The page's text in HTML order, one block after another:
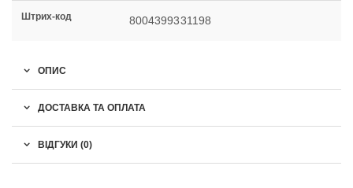
Штрих-код 8004399331198
ОПИС
ДОСТАВКА ТА ОПЛАТА
ВІДГУКИ (0)